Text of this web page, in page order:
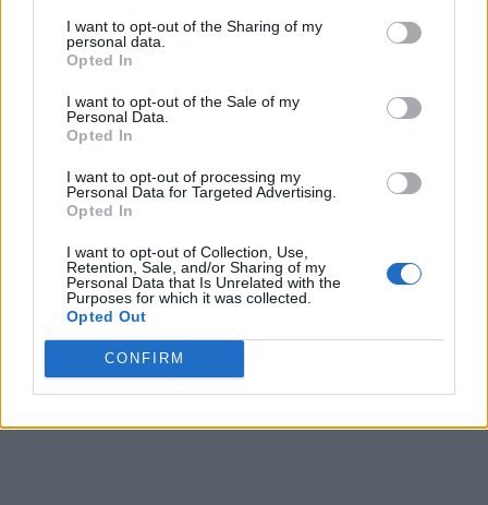
I want to opt-out of the Sharing of my
personal data.
Opted In
I want to opt-out of the Sale of my
Personal Data.
Opted In
I want to opt-out of processing my
Personal Data for Targeted Advertising.
Opted In
I want to opt-out of Collection, Use,
Retention, Sale, and/or Sharing of my
Personal Data that Is Unrelated with the
Purposes for which it was collected.
Opted Out
CONFIRM
Sabbioni.
Pechino Express 2022:
quando andrà in onda e
dove
Tra le novità di questa prossima edizione ci
Sky, non più sulla Rai come eravamo soliti
aspettarci. Per quanto riguarda la data, non
siamo ancora in grado di darvene una
precisa ma possiamo solo anticiparvi che